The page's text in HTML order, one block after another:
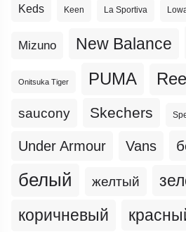
Keds Keen La Sportiva
Mizuno New Balance
Onitsuka Tiger PUMA
saucony Skechers
Under Armour Vans
белый желтый
коричневый